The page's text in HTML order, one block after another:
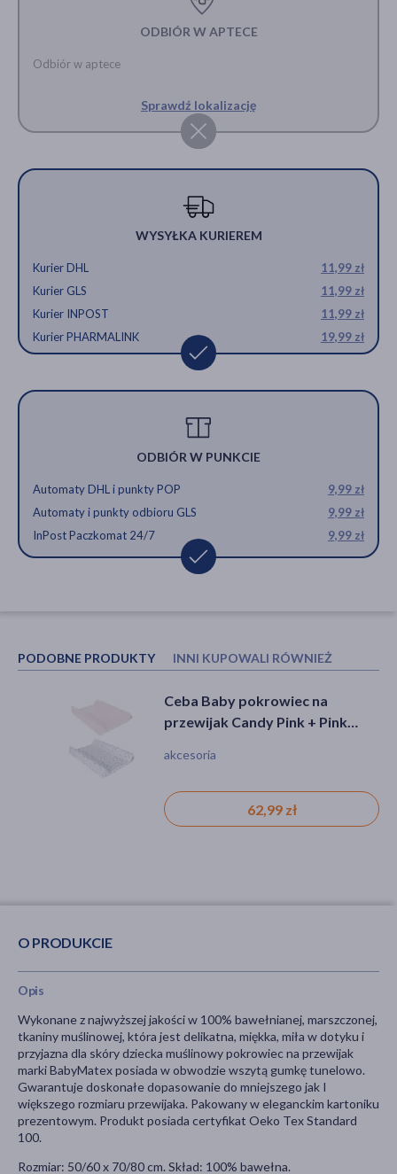
ODBIÓR W APTECE
Odbiór w aptece
Sprawdź lokalizację
WYSYŁKA KURIEREM
Kurier DHL
11,99 zł
Kurier GLS
11,99 zł
Kurier INPOST
11,99 zł
Kurier PHARMALINK
19,99 zł
ODBIÓR W PUNKCIE
Automaty DHL i punkty POP
9,99 zł
Automaty i punkty odbioru GLS
9,99 zł
InPost Paczkomat 24/7
9,99 zł
PODOBNE PRODUKTY INNI KUPOWALI RÓWNIEŻ
Ceba Baby pokrowiec na
przewijak Candy Pink + Pink
akcesoria
62,99 zł
Katarek Standard, aspirator
kataru, 1 szt.
akcesoria, sprzęt medyczny, wyrób
35,99 zł
O PRODUKCIE
Opis
Wykonane z najwyższej jakości w 100% bawełnianej, marszczonej,
tkaniny muślinowej, która jest delikatna, miękka, miła w dotyku i
przyjazna dla skóry dziecka muślinowy pokrowiec na przewijak
marki BabyMatex posiada w obwodzie wszytą gumkę tunelowo.
Gwarantuje doskonałe dopasowanie do mniejszego jak I
większego rozmiaru przewijaka. Pakowany w eleganckim kartoniku
prezentowym. Produkt posiada certyfikat Oeko Tex Standard
100.
Rozmiar: 50/60 x 70/80 cm. Skład: 100% bawełna.